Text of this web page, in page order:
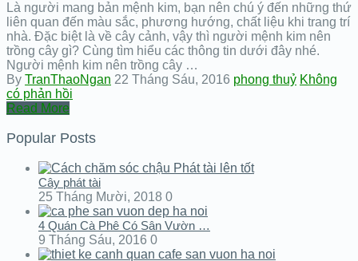
Là người mang bản mệnh kim, bạn nên chú ý đến những thứ
liên quan đến màu sắc, phương hướng, chất liệu khi trang trí
nhà. Đặc biệt là về cây cảnh, vậy thì người mệnh kim nên
trồng cây gì? Cùng tìm hiểu các thông tin dưới đây nhé.
Người mệnh kim nên trồng cây …
By TranThaoNgan 22 Tháng Sáu, 2016 phong thuỷ Không
có phản hồi
Read More
Popular Posts
Cây phát tài
25 Tháng Mười, 2018 0
4 Quán Cà Phê Có Sân Vườn …
9 Tháng Sáu, 2016 0